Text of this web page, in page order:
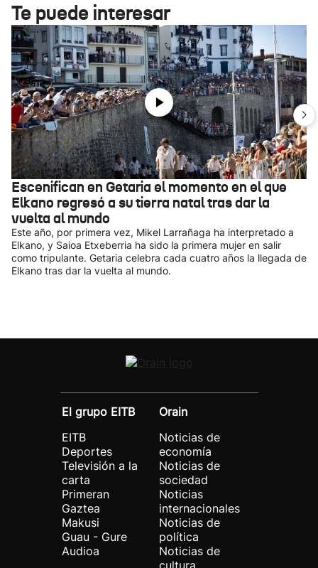
Te puede interesar
Escenifican en Getaria el momento en el que
Elkano regresó a su tierra natal tras dar la
vuelta al mundo
Este año, por primera vez, Mikel Larrañaga ha interpretado a
Elkano, y Saioa Etxeberria ha sido la primera mujer en salir
como tripulante. Getaria celebra cada cuatro años la llegada de
Elkano tras dar la vuelta al mundo.
El grupo EITB
EITB
Deportes
Televisión a la
carta
Primeran
Gaztea
Makusi
Guau - Gure
Audioa
Orain
Noticias de
economía
Noticias de
sociedad
Noticias
internacionales
Noticias de
política
Noticias de
cultura